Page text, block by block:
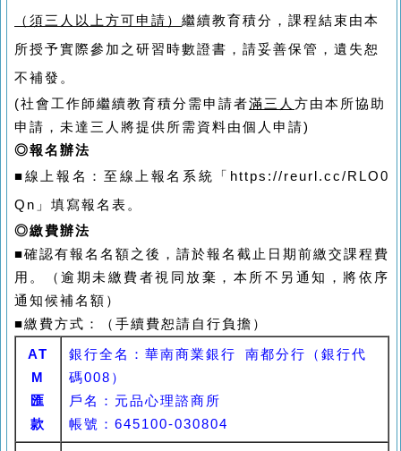
（須三人以上方可申請） 繼續教育積分，課程結束由本
所授予實際參加之研習時數證書，請妥善保管，遺失恕
不補發。
(社會工作師繼續教育積分需申請者滿三人 方由本所協助
申請，未達三人將提供所需資料由個人申請)
◎報名辦法
■線上報名：至線上報名系統 「
https://reurl.cc/RLO0
Qn 」填寫報名表。
◎繳費辦法
■確認有報名名額之後，請於報名截止日期前繳交課程費
用。（逾期未繳費者視同放棄，本所不另通知，將依序
通知候補名額）
■繳費方式：（手續費恕請自行負擔）
AT
M
匯
款
銀行全名：華南商業銀行 南都分行（銀行代
碼008）
戶名：元品心理諮商所
帳號：645100-030804